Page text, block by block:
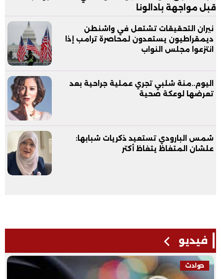
قبل مواجهة بادالونا
نيران التحقيقات تشتعل في واشنطن
ديمقراطيون يستعدون لمحاصرة ترامب إذا
انتزعوا مجلس النواب
اليوم..منة شلبي تجري عملية جراحية بعد
تعرضها لوعكة صحية
شمس البارودي تستعيد ذكريات شبابها:
علشان المتغاظ يتغاظ أكتر
فيديو
فيديو